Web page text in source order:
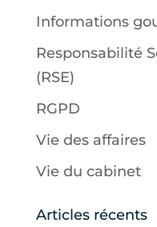
Informations
Responsabilité
(RSE)
RGPD
Vie des affaires
Vie du cabinet
Articles récents